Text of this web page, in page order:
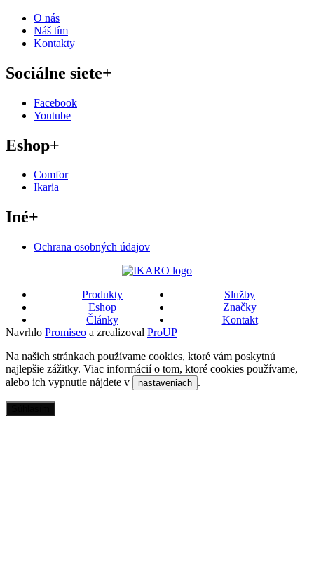
O nás
Náš tím
Kontakty
Sociálne siete+
Facebook
Youtube
Eshop+
Comfor
Ikaria
Iné+
Ochrana osobných údajov
Produkty
Služby
Eshop
Značky
Články
Kontakt
Navrhlo Promiseo a zrealizoval ProUP
Na našich stránkach používame cookies, ktoré vám poskytnú
najlepšie zážitky. Viac informácií o tom, ktoré cookies používame,
alebo ich vypnutie nájdete v
nastaveniach .